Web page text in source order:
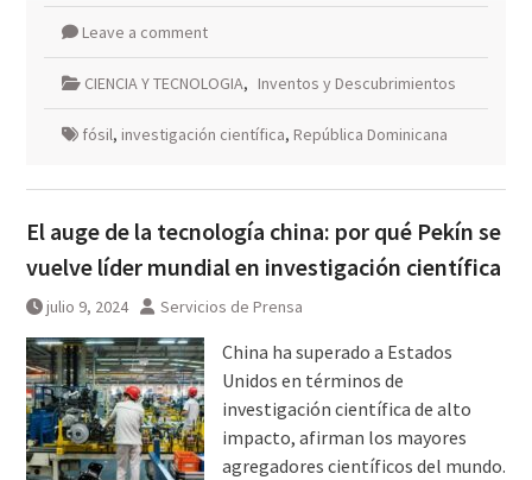
Leave a comment
CIENCIA Y TECNOLOGIA, Inventos y Descubrimientos
fósil, investigación científica, República Dominicana
El auge de la tecnología china: por qué Pekín se
vuelve líder mundial en investigación científica
julio 9, 2024 Servicios de Prensa
China ha superado a Estados
Unidos en términos de
investigación científica de alto
impacto, afirman los mayores
agregadores científicos del mundo.